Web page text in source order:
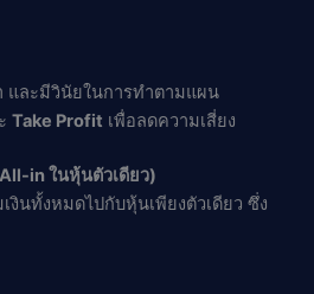
และมีวินัยในการทำตามแผน
Take Profit เพื่อลดความเสี่ยง
in ในหุ้นตัวเดียว)
นทั้งหมดไปกับหุ้นเพียงตัวเดียว ซึ่ง